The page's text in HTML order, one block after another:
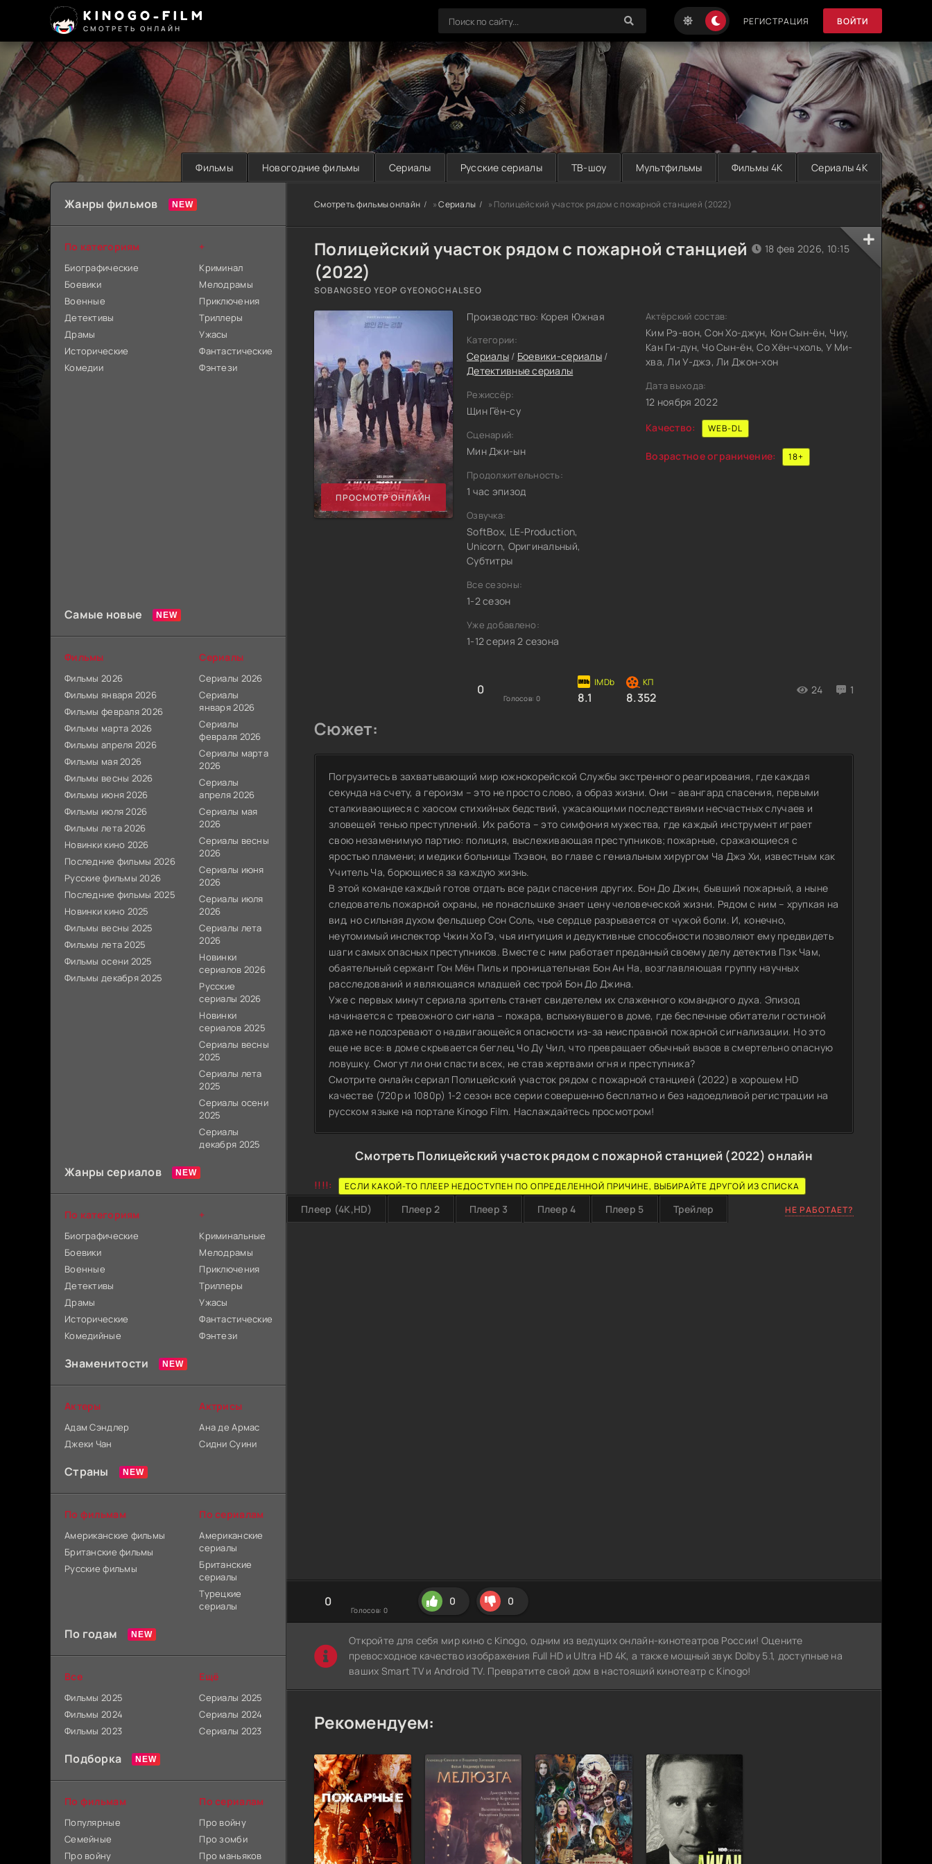
KINOGO-FILM
СМОТРЕТЬ ОНЛАЙН
РЕГИСТРАЦИЯ ВОЙТИ
Фильмы Новогодние фильмы Сериалы Русские сериалы ТВ-шоу Мультфильмы Фильмы 4K Сериалы 4K
Смотреть фильмы онлайн »Сериалы » Полицейский участок рядом с пожарной станцией (2022)
Полицейский участок рядом с пожарной станцией
(2022)
SOBANGSEO YEOP GYEONGCHALSEO
ПРОСМОТР ОНЛАЙН
Производство: Корея Южная
Категории:
Сериалы/ Боевики-сериалы /
Детективные сериалы
Режиссёр:
Щин Гён-су
Сценарий:
Мин Джи-ын
Продолжительность:
1 час эпизод
Озвучка:
SoftBox, LE-Production,
Unicorn, Оригинальный,
Субтитры
Все сезоны:
1-2 сезон
Уже добавлено:
1-12 серия 2 сезона
0
Голосов: 0 8.1 8.352
24 1
18 фев 2026, 10:15
Актёрский состав:
Ким Рэ-вон, Сон Хо-джун, Кон Сын-ён, Чиу,
Кан Ги-дун, Чо Сын-ён, Со Хён-чхоль, У Ми-
хва, Ли У-джэ, Ли Джон-хон
Дата выхода:
12 ноября 2022
Качество:
WEB-DL
Возрастное ограничение: 18+
Сюжет:
Погрузитесь в захватывающий мир южнокорейской Службы экстренного реагирования, где каждая
секунда на счету, а героизм – это не просто слово, а образ жизни. Они – авангард спасения, первыми
сталкивающиеся с хаосом стихийных бедствий, ужасающими последствиями несчастных случаев и
зловещей тенью преступлений. Их работа – это симфония мужества, где каждый инструмент играет
свою незаменимую партию: полиция, выслеживающая преступников; пожарные, сражающиеся с
яростью пламени; и медики больницы Тхэвон, во главе с гениальным хирургом Ча Джэ Хи, известным как
Учитель Ча, борющиеся за каждую жизнь.
В этой команде каждый готов отдать все ради спасения других. Бон До Джин, бывший пожарный, а ныне
следователь пожарной охраны, не понаслышке знает цену человеческой жизни. Рядом с ним – хрупкая на
вид, но сильная духом фельдшер Сон Соль, чье сердце разрывается от чужой боли. И, конечно,
неутомимый инспектор Чжин Хо Гэ, чья интуиция и дедуктивные способности позволяют ему предвидеть
шаги самых опасных преступников. Вместе с ним работает преданный своему делу детектив Пэк Чам,
обаятельный сержант Гон Мён Пиль и проницательная Бон Ан На, возглавляющая группу научных
расследований и являющаяся младшей сестрой Бон До Джина.
Уже с первых минут сериала зритель станет свидетелем их слаженного командного духа. Эпизод
начинается с тревожного сигнала – пожара, вспыхнувшего в доме, где беспечные обитатели гостиной
даже не подозревают о надвигающейся опасности из-за неисправной пожарной сигнализации. Но это
еще не все: в доме скрывается беглец Чо Ду Чил, что превращает обычный вызов в смертельно опасную
ловушку. Смогут ли они спасти всех, не став жертвами огня и преступника?
Смотрите онлайн сериал Полицейский участок рядом с пожарной станцией (2022) в хорошем HD
качестве (720p и 1080p) 1-2 сезон все серии совершенно бесплатно и без надоедливой регистрации на
русском языке на портале Kinogo Film. Наслаждайтесь просмотром!
Смотреть Полицейский участок рядом с пожарной станцией (2022) онлайн
!!!!: ЕСЛИ КАКОЙ-ТО ПЛЕЕР НЕДОСТУПЕН ПО ОПРЕДЕЛЕННОЙ ПРИЧИНЕ, ВЫБИРАЙТЕ ДРУГОЙ ИЗ СПИСКА
Плеер (4K,HD) Плеер 2 Плеер 3 Плеер 4 Плеер 5 Трейлер НЕ РАБОТАЕТ?
0
Голосов: 0
0 0
Откройте для себя мир кино с Kinogo, одним из ведущих онлайн-кинотеатров России! Оцените
превосходное качество изображения Full HD и Ultra HD 4K, а также мощный звук Dolby 5.1, доступные на
ваших Smart TV и Android TV. Превратите свой дом в настоящий кинотеатр с Kinogo!
Рекомендуем:
Жанры фильмов
По категориям
Биографические
Боевики
Военные
Детективы
Драмы
Исторические
Комедии
+
Криминал
Мелодрамы
Приключения
Триллеры
Ужасы
Фантастические
Фэнтези
Самые новые
Фильмы
Фильмы 2026
Фильмы января 2026
Фильмы февраля 2026
Фильмы марта 2026
Фильмы апреля 2026
Фильмы мая 2026
Фильмы весны 2026
Фильмы июня 2026
Фильмы июля 2026
Фильмы лета 2026
Новинки кино 2026
Последние фильмы 2026
Русские фильмы 2026
Последние фильмы 2025
Новинки кино 2025
Фильмы весны 2025
Фильмы лета 2025
Фильмы осени 2025
Фильмы декабря 2025
Сериалы
Сериалы 2026
Сериалы
января 2026
Сериалы
февраля 2026
Сериалы марта
2026
Сериалы
апреля 2026
Сериалы мая
2026
Сериалы весны
2026
Сериалы июня
2026
Сериалы июля
2026
Сериалы лета
2026
Новинки
сериалов 2026
Русские
сериалы 2026
Новинки
сериалов 2025
Сериалы весны
2025
Сериалы лета
2025
Сериалы осени
2025
Сериалы
декабря 2025
Жанры сериалов
По категориям
Биографические
Боевики
Военные
Детективы
Драмы
Исторические
Комедийные
+
Криминальные
Мелодрамы
Приключения
Триллеры
Ужасы
Фантастические
Фэнтези
Знаменитости
Актеры
Адам Сэндлер
Джеки Чан
Актрисы
Ана де Армас
Сидни Суини
Страны
По фильмам
Американские фильмы
Британские фильмы
Русские фильмы
По сериалам
Американские
сериалы
Британские
сериалы
Турецкие
сериалы
По годам
Все
Фильмы 2025
Фильмы 2024
Фильмы 2023
Ещё
Сериалы 2025
Сериалы 2024
Сериалы 2023
Подборка
По фильмам
Популярные
Семейные
Про войну
По сериалам
Про войну
Про зомби
Про маньяков